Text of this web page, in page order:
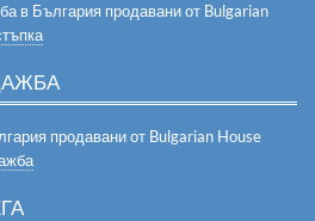
в България продавани от Bulgarian
продавани от Bulgarian House